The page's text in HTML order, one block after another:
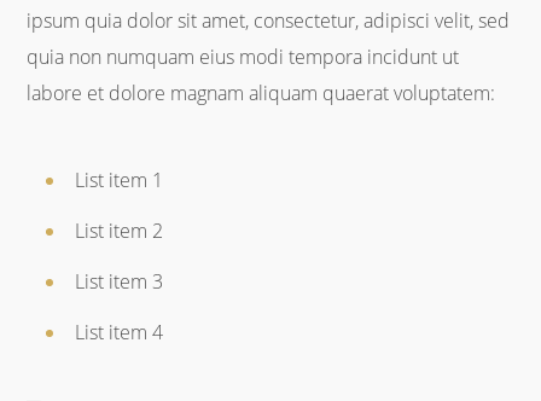
ipsum quia dolor sit amet, consectetur, adipisci velit, sed
quia non numquam eius modi tempora incidunt ut
labore et dolore magnam aliquam quaerat voluptatem:
List item 1
List item 2
List item 3
List item 4